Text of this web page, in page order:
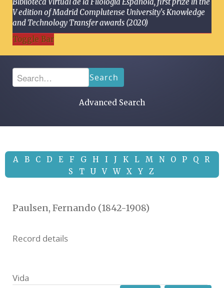
V edition of Madrid Complutense University's Knowledge
and Technology Transfer awards (2020)
Toggle Bar
Search
Advanced Search
A B C D E F G H I J K L M N O P Q
R
S
T U V W X Y Z
Paulsen, Fernando (1842-1908)
Record details
Vida